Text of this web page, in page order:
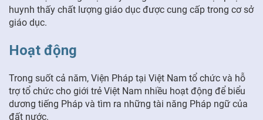
huynh thấy chất lượng giáo dục được cung cấp trong cơ sở
giáo dục.
Hoạt động
Trong suốt cả năm, Viện Pháp tại Việt Nam tổ chức và hỗ
trợ tổ chức cho giới trẻ Việt Nam nhiều hoạt động để biểu
dương tiếng Pháp và tìm ra những tài năng Pháp ngữ của
đất nước.